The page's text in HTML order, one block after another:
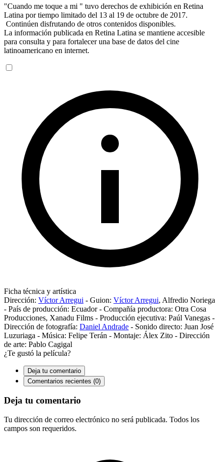
"Cuando me toque a mi " tuvo derechos de exhibición en Retina
Latina por tiempo limitado del 13 al 19 de octubre de 2017.
Continúen disfrutando de otros contenidos disponibles.
La información publicada en Retina Latina se mantiene accesible
para consulta y para fortalecer una base de datos del cine
latinoamericano en internet.
Ficha técnica y artística
Dirección: Víctor Arregui - Guion: Víctor Arregui, Alfredio Noriega
- País de producción: Ecuador- Compañía productora: Otra Cosa
Producciones, Xanadu Films - Producción ejecutiva: Paúl Vanegas -
Dirección de fotografía: Daniel Andrade - Sonido directo: Juan José
Luzuriaga - Música: Felipe Terán - Montaje: Álex Zito - Dirección
de arte: Pablo Cagigal
¿Te gustó la película?
Deja tu comentario
Comentarios recientes (0)
Deja tu comentario
Tu dirección de correo electrónico no será publicada. Todos los
campos son requeridos.